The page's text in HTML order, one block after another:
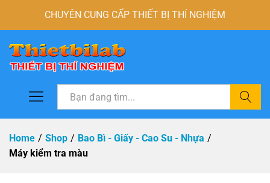
CHUYÊN CUNG CẤP THIẾT BỊ THÍ NGHIỆM
Tìm
Home / Shop / Bao Bì - Giấy - Cao Su - Nhựa /
Máy kiểm tra màu